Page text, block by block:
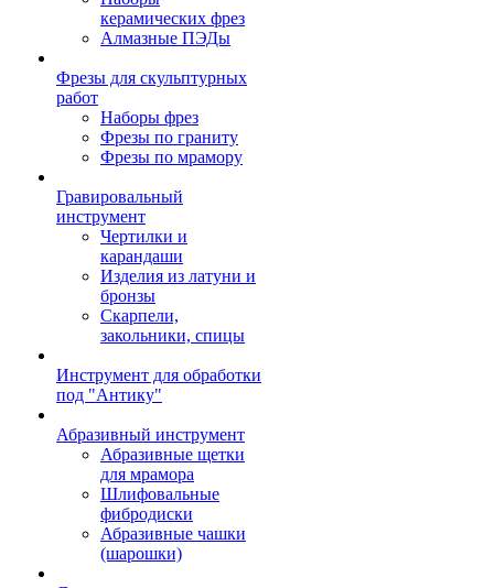
керамических фрез
Алмазные ПЭДы
Фрезы для скульптурных
работ
Наборы фрез
Фрезы по граниту
Фрезы по мрамору
Гравировальный
инструмент
Чертилки и
карандаши
Изделия из латуни и
бронзы
Скарпели,
закольники, спицы
Инструмент для обработки
под "Антику"
Абразивный инструмент
Абразивные щетки
для мрамора
Шлифовальные
фибродиски
Абразивные чашки
(шарошки)